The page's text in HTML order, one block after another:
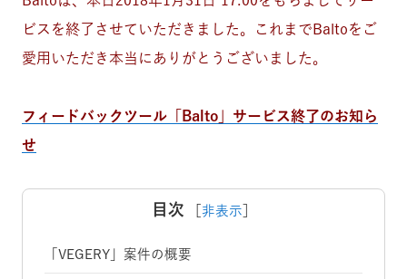
ビスを終了させていただきました。これまでBaltoをご
愛用いただき本当にありがとうございました。
フィードバックツール「Balto」サービス終了のお知ら
せ
目次 非表示
「VEGERY」案件の概要